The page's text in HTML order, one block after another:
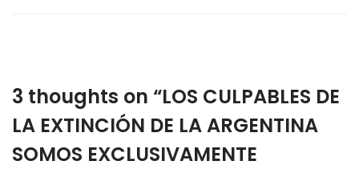
3 thoughts on “LOS CULPABLES DE
LA EXTINCIÓN DE LA ARGENTINA
SOMOS EXCLUSIVAMENTE